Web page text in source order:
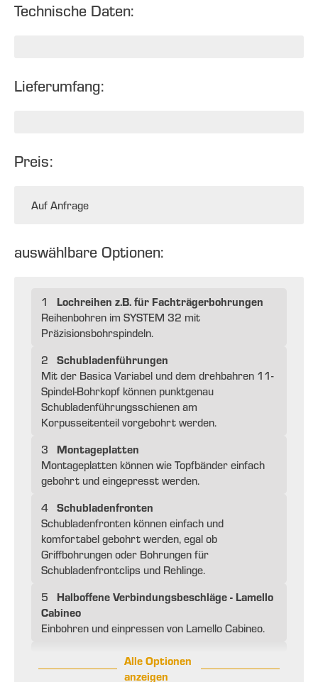
Technische Daten:
Lieferumfang:
Preis:
Auf Anfrage
auswählbare Optionen:
1 Lochreihen z.B. für Fachträgerbohrungen
Reihenbohren im SYSTEM 32 mit
Präzisionsbohrspindeln.
2
Schubladenführungen
Mit der Basica Variabel und dem drehbahren 11-
Spindel-Bohrkopf können punktgenau
Schubladenführungsschienen am
Korpusseitenteil vorgebohrt werden.
3
Montageplatten
Montageplatten können wie Topfbänder einfach
gebohrt und eingepresst werden.
4 Schubladenfronten
Schubladenfronten können einfach und
komfortabel gebohrt werden, egal ob
Griffbohrungen oder Bohrungen für
Schubladenfrontclips und Rehlinge.
5
Halboffene Verbindungsbeschläge - Lamello
Cabineo
Einbohren und einpressen von Lamello Cabineo.
Alle Optionen
anzeigen